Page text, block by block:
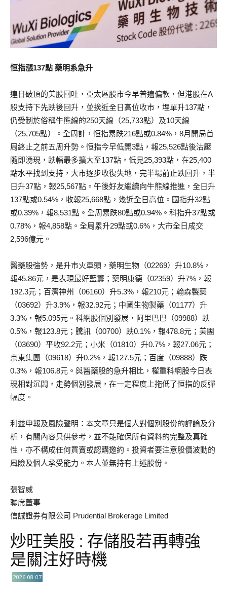
恒指漲137點 藥明系急升
連日破頂的美股回吐，亞太區股市今早普遍偏軟，但港股在A
股支持下先跌後回升，並挨近全日高位收市，埋單升137點，
仍受制於俗稱牛熊線的250天線（25,733點）及10天線
（25,705點）。全周計，恒指累跌216點或0.84%，8月開局首
周終止之前五周升勢。恒指今早低開3點，報25,526點後沽壓
隨即湧現，跌幅最多擴大至137點，低見25,393點，在25,400
點水平找到支持，大市逐步收復失地，完半場前止跌回升，半
日升37點，報25,567點。午後好友繼續向牛熊線推進，全日升
137點或0.54%，收報25,668點，幾近全日高位。國指升32點
或0.39%，報8,531點。全周累跌80點或0.94%。科指升37點或
0.78%，報4,858點。全周累升29點或0.6%，大市全日成交
2,596億元。
醫藥股強勢，是升市火車頭，藥明生物（02269）升10.8%，
報45.86元，是表現最好藍籌；藥明康德（02359）升7%，報
192.3元；百濟神州（06160）升5.3%，報210元；翰森製藥
（03692）升3.9%，報32.92元；中國生物製藥（01177）升
3.3%，報5.095元。科網股個別發展，阿里巴巴（09988）跌
0.5%，報123.8元；騰訊（00700）跌0.1%，報478.8元；美團
（03690）平收92.2元；小米（01810）升0.7%，報27.06元；
京東集團（09618）升0.2%，報127.5元；百度（09888）跌
0.3%，報106.8元。與醫藥股的急升相比，權重科網股今日表
現相對沉悶，走勢個別發展，在一定程度上拖低了恒指的反彈
幅度。
利益申報及風險聲明：本文章只是個人對個別股份的評論及分
析，有關內容只供參考，並不能確保所有資料的完整及真確
性，亦不構成任何買賣或認購邀約。投資者要注意股價波動的
風險及個人承受能力。本人並無持有上述股份。
張智威
聯席董事
信誠證券有限公司 Prudential Brokerage Limited
炒旺美股 : 存儲股若再轉強
是關注好時機
2026-08-07